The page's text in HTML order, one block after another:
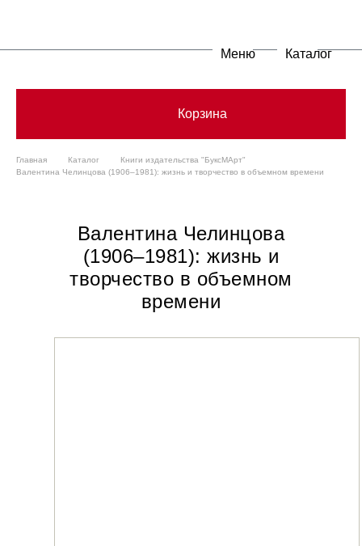
Меню Каталог
Корзина
Главная Каталог
Книги издательства "БуксМАрт"
Валентина Челинцова (1906–1981): жизнь и творчество в объемном времени
Валентина Челинцова
(1906–1981): жизнь и
творчество в объемном
времени